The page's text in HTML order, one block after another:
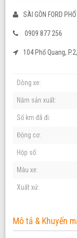
SÀI GÒN FORD
0909 877 256
104 Phổ Quang,
Dòng xe:
Năm sản xuất:
Số km đã đi:
Động cơ:
Hộp số:
Màu xe:
Xuất xứ:
Mô tả & Khuyến